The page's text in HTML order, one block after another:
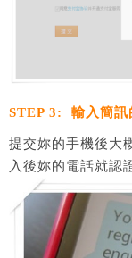
STEP 3: 輸入簡訊
提交妳的手機後大
入後妳的電話就認